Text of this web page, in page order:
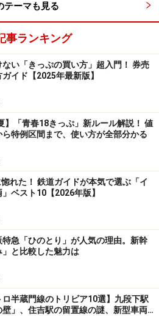
テーマも見る
事ランキング
い「きっぷの買い方」超入門！ 券売
イド【2025年最新版】
】「青春18きっぷ」新ルール解説！ 値
特例区間まで、使い方が全部分かる
惚れた！ 鉄道ガイドが本気で選ぶ「イ
ベスト10【2026年版】
特急「ひのとり」が人気の理由。新幹
」と比較した魅力は
ロ半蔵門線のトリビア10選】九段下駅
壁」、住吉駅の留置線の謎、新型車両…